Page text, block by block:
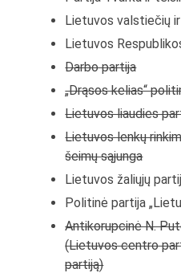
Lietuvos valstiečių ir
Lietuvos
Darbo partija
„Drąsos kelias“
Lietuvos liaudies
Lietuvos lenkų
šeimų sąjunga
Lietuvos žaliųjų
Politinė partija
Antikorupcinė N.
(Lietuvos centro
partiją)